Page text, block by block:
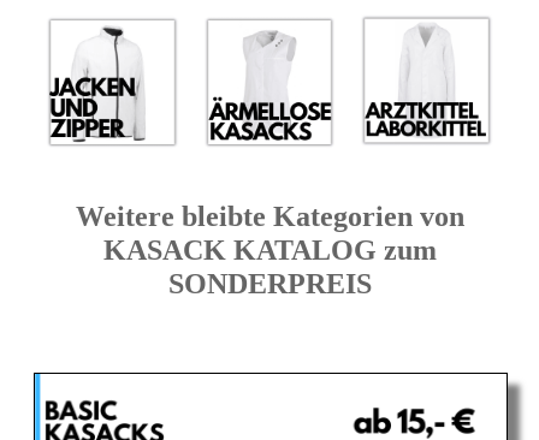
Weitere bleibte Kategorien von
KASACK KATALOG zum
SONDERPREIS